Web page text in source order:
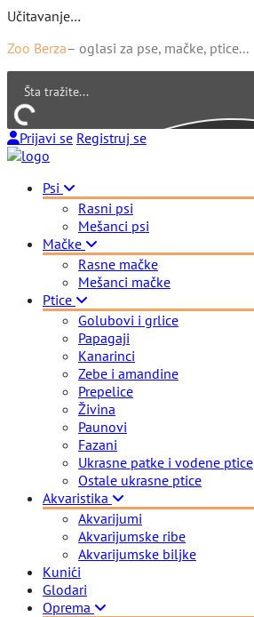
Učitavanje…
Zoo Berza– oglasi za pse, mačke, ptice...
Prijavi se Registruj se
Psi
Rasni psi
Mešanci psi
Mačke
Rasne mačke
Mešanci mačke
Ptice
Golubovi i grlice
Papagaji
Kanarinci
Zebe i amandine
Prepelice
Živina
Paunovi
Fazani
Ukrasne patke i vodene ptice
Ostale ukrasne ptice
Akvaristika
Akvarijumi
Akvarijumske ribe
Akvarijumske biljke
Kunići
Glodari
Oprema